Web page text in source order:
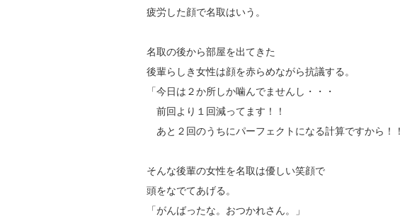
疲労した顔で名取はいう。
名取の後から部屋を出てきた
後輩らしき女性は顔を赤らめながら抗議する。
「今日は２か所しか噛んでませんし・・・
前回より１回減ってます！！
あと２回のうちにパーフェクトになる計算ですから！
そんな後輩の女性を名取は優しい笑顔で
頭をなでてあげる。
「がんばったな。おつかれさん。」